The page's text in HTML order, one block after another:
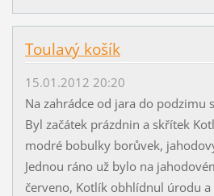
Toulavý košík
15.01.2012 20:20
Na zahrádce od jara do podzimu
Byl začátek prázdnin a skřítek
modré bobulky borůvek,
Jednou ráno už bylo na
červeno, Kotlík obhlídnul úrodu